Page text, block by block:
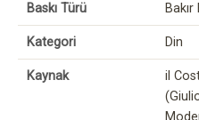
Baskı Türü Bakır
Kategori Din
Kaynak
il